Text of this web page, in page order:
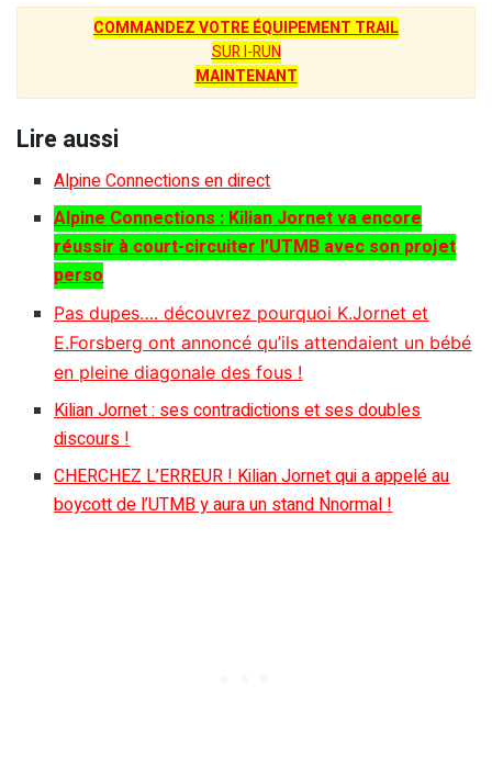
COMMANDEZ VOTRE ÉQUIPEMENT TRAIL
SUR I-RUN
MAINTENANT
Lire aussi
Alpine Connections en direct
Alpine Connections : Kilian Jornet va encore
réussir à court-circuiter l’UTMB avec son projet
perso
Pas dupes…. découvrez pourquoi K.Jornet et
E.Forsberg ont annoncé qu’ils attendaient un bébé
en pleine diagonale des fous !
Kilian Jornet : ses contradictions et ses doubles
discours !
CHERCHEZ L’ERREUR ! Kilian Jornet qui a appelé au
boycott de l’UTMB y aura un stand Nnormal !